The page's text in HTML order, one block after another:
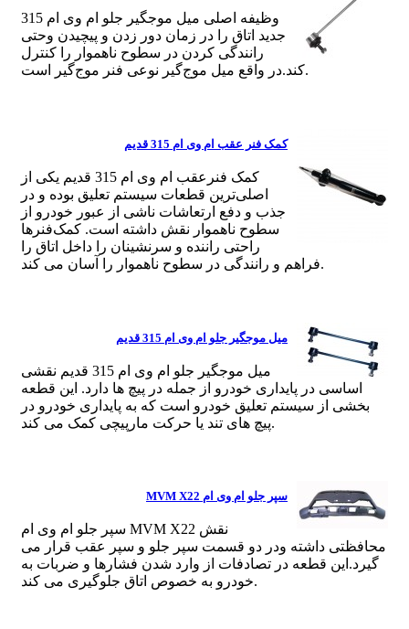
وظیفه اصلی میل موجگیر جلو ام وی ام 315
جدید اتاق را در زمان دور زدن و پیچیدن وحتی
رانندگی کردن در سطوح ناهموار را کنترل
کند.در واقع میل موج‌گیر نوعی فنر موج‌گیر است.
کمک فنر عقب ام وی ام 315 قدیم
کمک فنرعقب ام وی ام 315 قدیم یکی از
اصلی‌ترین قطعات سیستم تعلیق بوده و در
جذب و دفع ارتعاشات ناشی از عبور خودرو از
سطوح ناهموار نقش داشته است. کمک‌فنرها
راحتی راننده و سرنشینان را داخل اتاق را
فراهم و رانندگی در سطوح ناهموار را آسان می کند.
میل موجگیر جلو ام وی ام 315 قدیم
میل موجگیر جلو ام وی ام 315 قدیم نقشی
اساسی در پایداری خودرو از جمله در پیچ ها دارد. این قطعه
بخشی از سیستم تعلیق خودرو است که به پایداری خودرو در
پیچ های تند یا حرکت مارپیچی کمک می کند.
سپر جلو ام وی ام MVM X22
سپر جلو ام وی ام MVM X22 نقش
محافظتی داشته ودر دو قسمت سپر جلو و سپر عقب قرار می
گیرد.این قطعه در تصادفات از وارد شدن فشارها و ضربات به
خودرو به خصوص اتاق جلوگیری می کند.